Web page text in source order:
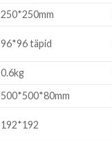
250*250mm
96*96 täpid
0.6kg
500*500*80mm
192*192